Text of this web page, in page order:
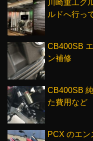
川崎重工グ
ルドへ行っ
CB400SB
ン補修
CB400SB
た費用など
PCX のエン